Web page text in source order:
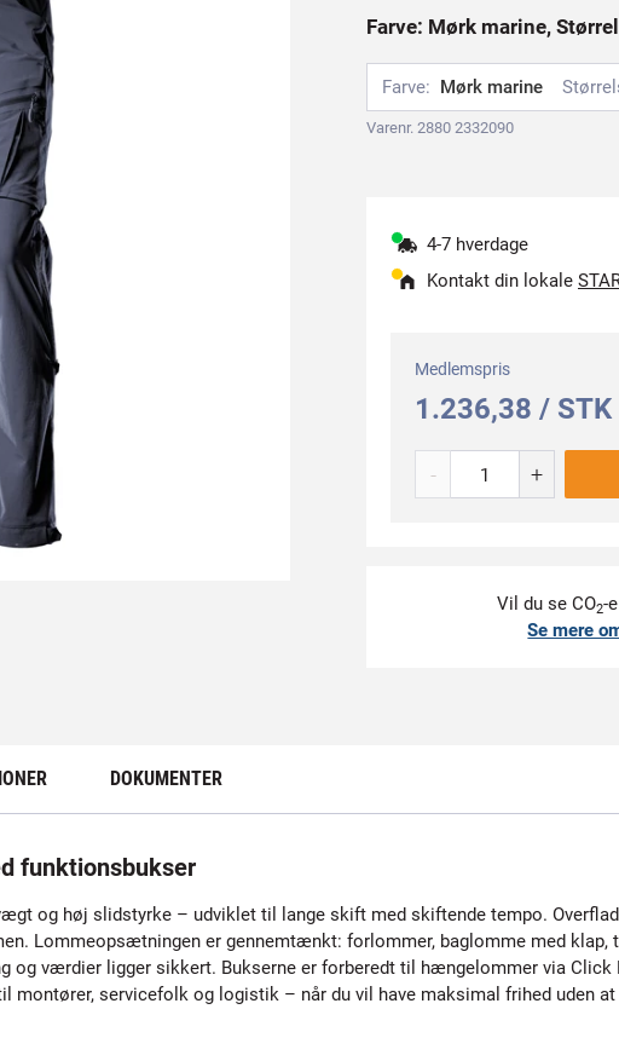
Farve: Mørk marine,
Farve: Mørk marine
Varenr. 2880 2332090
4-7 hverdage
Kontakt din lokale
Medlemspris
1.236,38 / STK
- +
Vil du se CO2-
Se mere
DOKUMENTER
funktionsbukser
og høj slidstyrke – udviklet til lange skift med skiftende tempo.
Lommeopsætningen er gennemtænkt: forlommer, baglomme med
og værdier ligger sikkert. Bukserne er forberedt til hængelommer via
montører, servicefolk og logistik – når du vil have maksimal frihed uden